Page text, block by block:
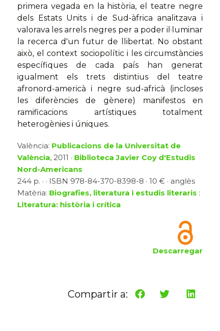
primera vegada en la història, el teatre negre
dels Estats Units i de Sud-àfrica analitzava i
valorava les arrels negres per a poder il·luminar
la recerca d'un futur de llibertat. No obstant
això, el context sociopolític i les circumstàncies
específiques de cada país han generat
igualment els trets distintius del teatre
afronord-americà i negre sud-africà (incloses
les diferències de gènere) manifestos en
ramificacions artístiques totalment
heterogènies i úniques.
València: Publicacions de la Universitat de
València, 2011 · Biblioteca Javier Coy d'Estudis
Nord-Americans
244 p. · · ISBN 978-84-370-8398-8 · 10 € · anglès
Matèria: Biografies, literatura i estudis literaris :
Literatura: història i crítica
Descarregar
Compartir a: